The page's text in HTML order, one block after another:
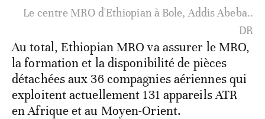
Le centre MRO d'Ethiopian à Bole, Addis Abeba..
DR
Au total, Ethiopian MRO va assurer le MRO,
la formation et la disponibilité de pièces
détachées aux 36 compagnies aériennes qui
exploitent actuellement 131 appareils ATR
en Afrique et au Moyen-Orient.